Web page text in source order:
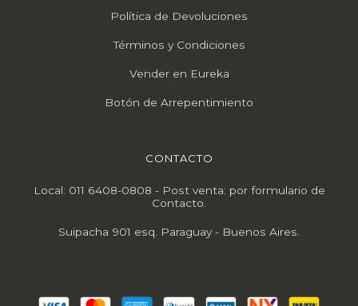
Política de Devoluciones
Términos y Condiciones
Vender en Eureka
Botón de Arrepentimiento
CONTACTO
Local: 011 6408-0808 - Post venta: por formulario de
Contacto.
Suipacha 901 esq. Paraguay - Buenos Aires.